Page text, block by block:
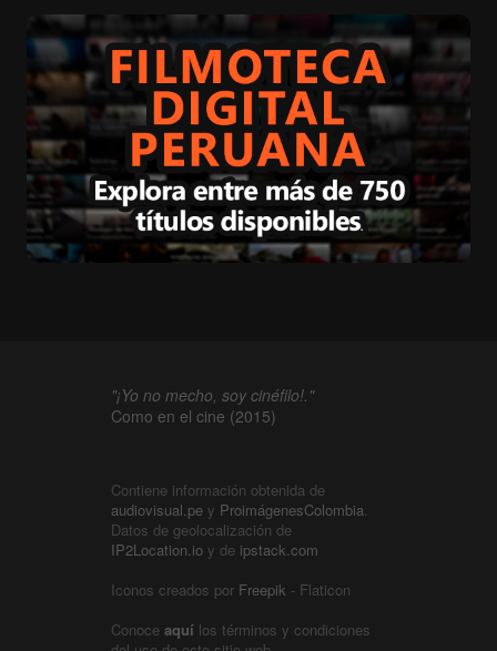
"¡Yo no mecho, soy cinéfilo!."
Como en el cine (2015)
Contiene información obtenida de
audiovisual.pe y ProimágenesColombia.
Datos de geolocalización de
IP2Location.io y de ipstack.com
Iconos creados por Freepik - Flaticon
Conoce aquí los términos y condiciones